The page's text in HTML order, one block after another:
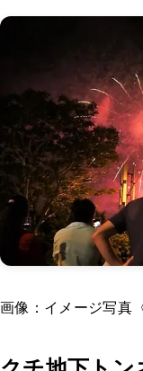
画像：イメージ写真